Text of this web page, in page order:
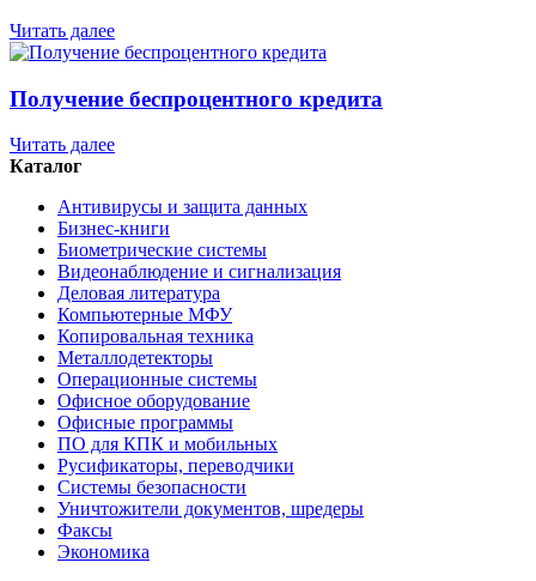
Читать далее
Получение беспроцентного кредита
Читать далее
Каталог
Антивирусы и защита данных
Бизнес-книги
Биометрические системы
Видеонаблюдение и сигнализация
Деловая литература
Компьютерные МФУ
Копировальная техника
Металлодетекторы
Операционные системы
Офисное оборудование
Офисные программы
ПО для КПК и мобильных
Русификаторы, переводчики
Системы безопасности
Уничтожители документов, шредеры
Факсы
Экономика